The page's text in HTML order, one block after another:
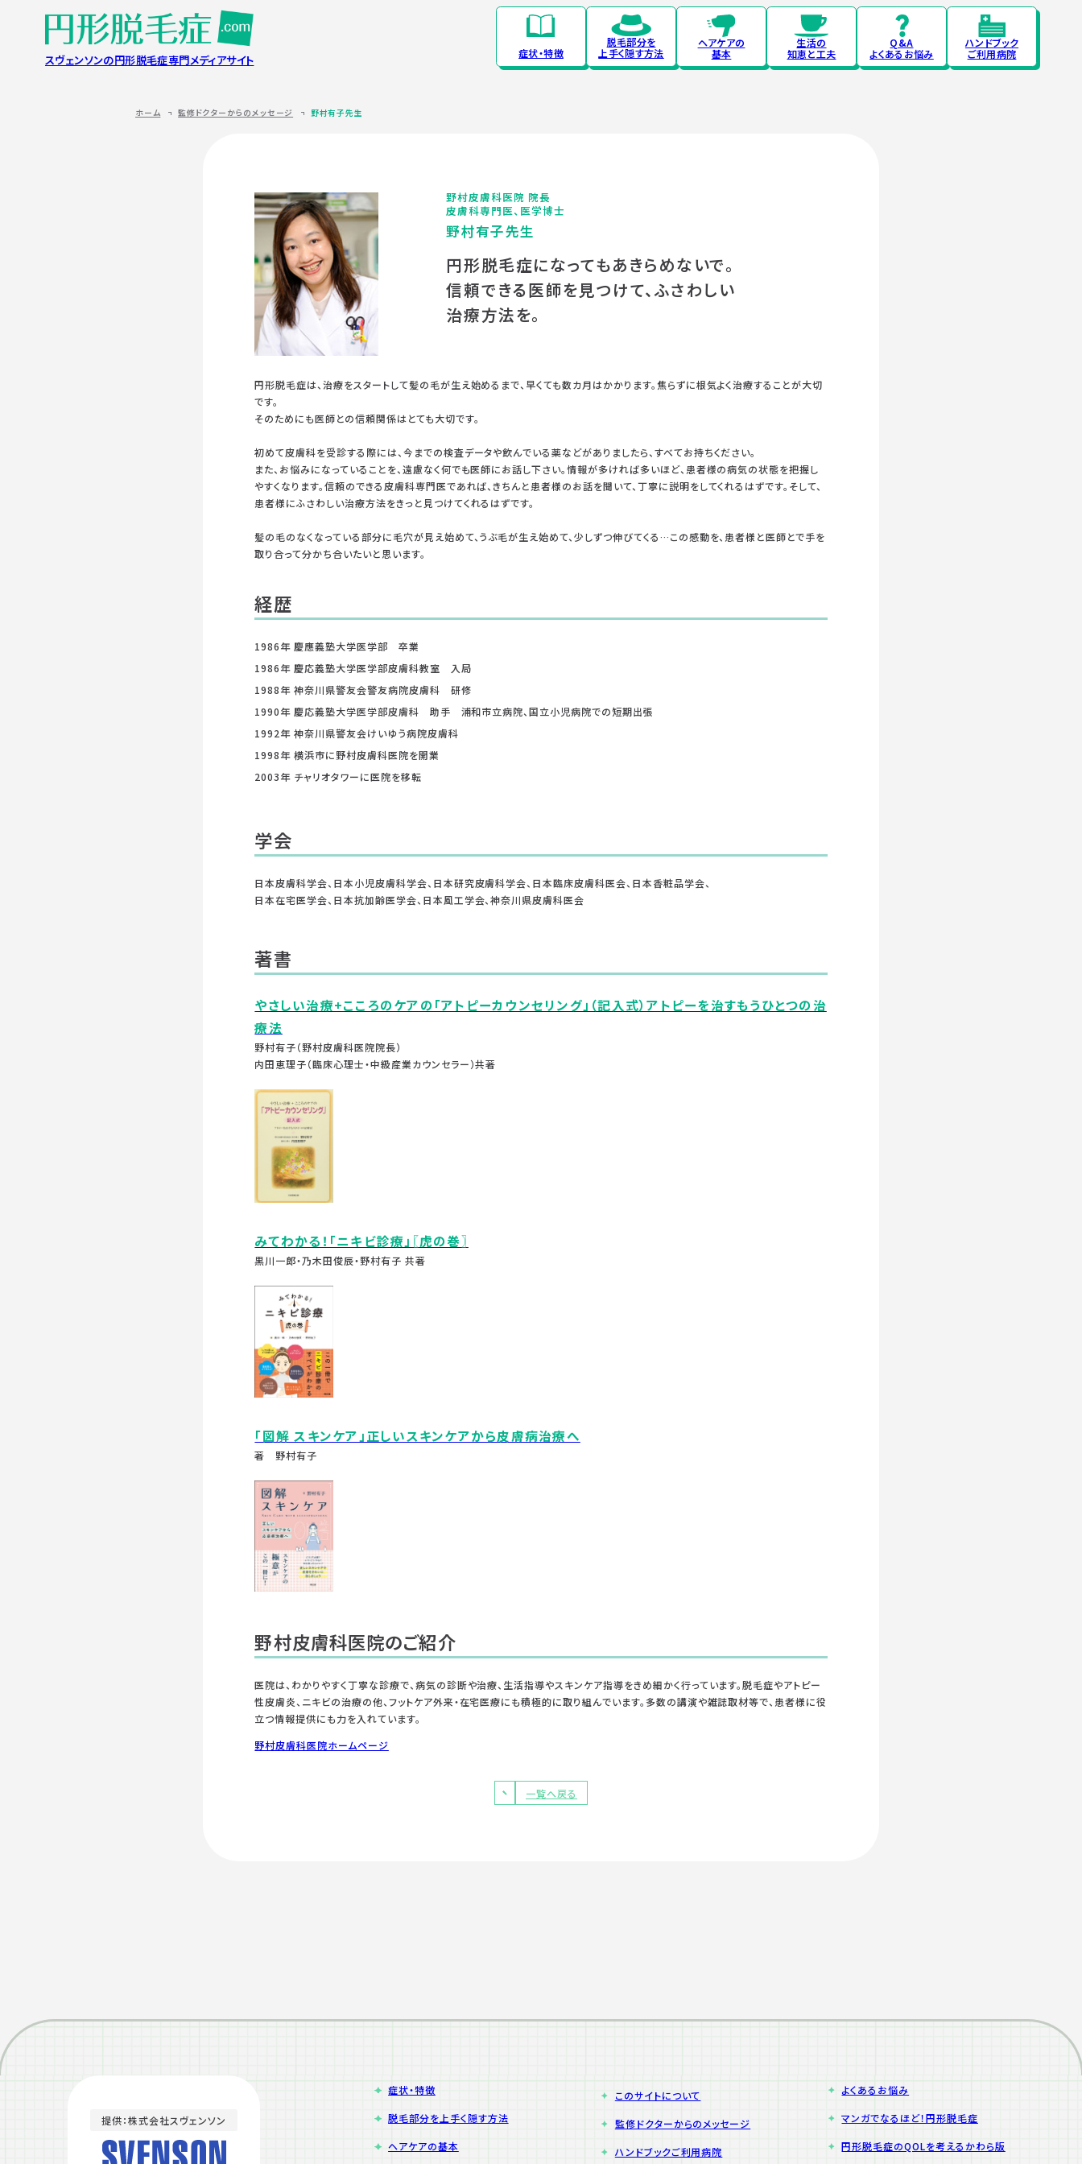
スヴェンソンの円形脱毛症専門メディアサイト 症状・特徴
脱毛部分を
上手く隠す方法
ヘアケアの
基本
生活の
知恵と工夫
Q&A
よくあるお悩み
ハンドブック
ご利用病院
ホーム 監修ドクターからのメッセージ 野村有子先生
野村皮膚科医院 院長
皮膚科専門医、医学博士
野村有子先生
円形脱毛症になってもあきらめないで。
信頼できる医師を見つけて、ふさわしい
治療方法を。
円形脱毛症は、治療をスタートして髪の毛が生え始めるまで、早くても数カ月はかかります。焦らずに根気よく治療することが大切
です。
そのためにも医師との信頼関係はとても大切です。
初めて皮膚科を受診する際には、今までの検査データや飲んでいる薬などがありましたら、すべてお持ちください。
また、お悩みになっていることを、遠慮なく何でも医師にお話し下さい。情報が多ければ多いほど、患者様の病気の状態を把握し
やすくなります。信頼のできる皮膚科専門医であれば、きちんと患者様のお話を聞いて、丁寧に説明をしてくれるはずです。そして、
患者様にふさわしい治療方法をきっと見つけてくれるはずです。
髪の毛のなくなっている部分に毛穴が見え始めて、うぶ毛が生え始めて、少しずつ伸びてくる…この感動を、患者様と医師とで手を
取り合って分かち合いたいと思います。
経歴
1986年 慶應義塾大学医学部 卒業
1986年 慶応義塾大学医学部皮膚科教室 入局
1988年 神奈川県警友会警友病院皮膚科 研修
1990年 慶応義塾大学医学部皮膚科 助手 浦和市立病院、国立小児病院での短期出張
1992年 神奈川県警友会けいゆう病院皮膚科
1998年 横浜市に野村皮膚科医院を開業
2003年 チャリオタワーに医院を移転
学会
日本皮膚科学会、日本小児皮膚科学会、日本研究皮膚科学会、日本臨床皮膚科医会、日本香粧品学会、
日本在宅医学会、日本抗加齢医学会、日本風工学会、神奈川県皮膚科医会
著書
やさしい治療+こころのケアの「アトピーカウンセリング」（記入式）アトピーを治すもうひとつの治
療法
野村有子（野村皮膚科医院院長）
内田恵理子（臨床心理士・中級産業カウンセラー）共著
みてわかる！「ニキビ診療」〖虎の巻〗
黒川一郎・乃木田俊辰・野村有子 共著
「図解 スキンケア」正しいスキンケアから皮膚病治療へ
著 野村有子
野村皮膚科医院のご紹介
医院は、わかりやすく丁寧な診療で、病気の診断や治療、生活指導やスキンケア指導をきめ細かく行っています。脱毛症やアトピー
性皮膚炎、ニキビの治療の他、フットケア外来・在宅医療にも積極的に取り組んでいます。多数の講演や雑誌取材等で、患者様に役
立つ情報提供にも力を入れています。
野村皮膚科医院ホームページ
一覧へ戻る
提供：株式会社スヴェンソン
症状・特徴
脱毛部分を上手く隠す方法
ヘアケアの基本
このサイトについて
監修ドクターからのメッセージ
ハンドブックご利用病院
よくあるお悩み
マンガでなるほど！円形脱毛症
円形脱毛症のQOLを考えるかわら版